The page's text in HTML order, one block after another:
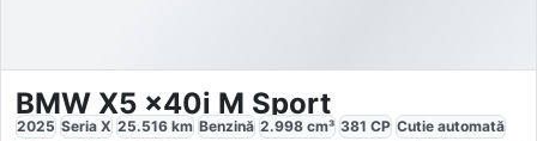
BMW X5 x40i M Sport
2025 Seria X 25.516 km Benzină 2.998 cm³ 381 CP Cutie automată